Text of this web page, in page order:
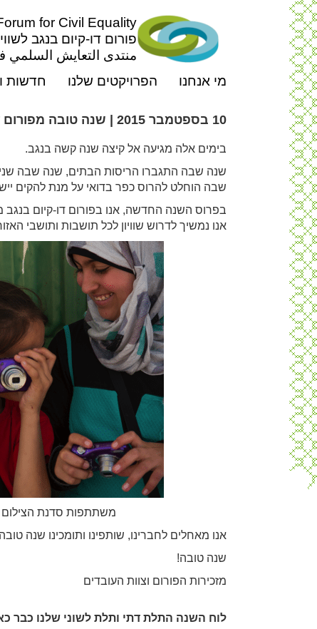
for Civil Equality
פורום דו-קיום בנגב
منتدى التعايش السلمي
מי אנחנו
הפרויקטים שלנו חדשות
10 בספטמבר 2015 | שנה טובה מפורום דו-קיום בנגב
בימים אלה מגיעה אל קיצה שנה קשה בנגב.
שנה שבה התגברו הריסות הבתים, שנה שבה
שבה הוחלט להרוס כפר בדואי על מנת להקים
בפרוס השנה החדשה, אנו בפורום דו-קיום בנגב
אנו נמשיך לדרוש שוויון לכל תושבות ותושבי
משתתפות סדנת הצילום
אנו מאחלים לחברינו, שותפינו ותומכינו שנה
שנה טובה!
מזכירות הפורום וצוות העובדים
לוח השנה התלת דתי ותלת לשוני שלנו כבר